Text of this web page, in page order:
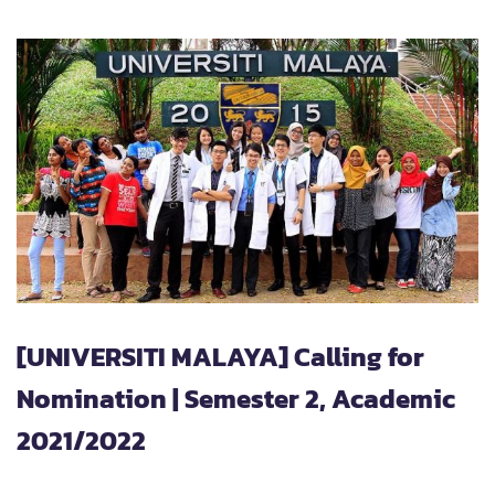
[UNIVERSITI MALAYA] Calling for
Nomination | Semester 2, Academic
2021/2022